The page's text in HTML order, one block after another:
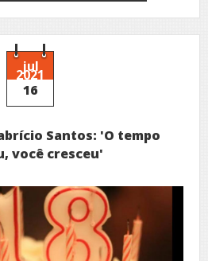
jul
2021
16
Santos: 'O tempo
você cresceu'